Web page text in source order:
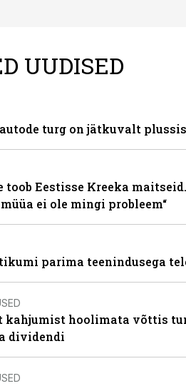
UUDISED
turg on jätkuvalt plussis
toob Eestisse Kreeka maitseid.
ei ole mingi probleem“
parima teenindusega
kahjumist hoolimata võttis
dividendi